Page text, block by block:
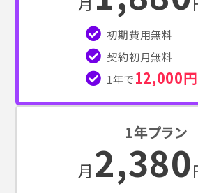
初期費用無料
契約初月無料
1年で12,000円
1年プラン
月2,380